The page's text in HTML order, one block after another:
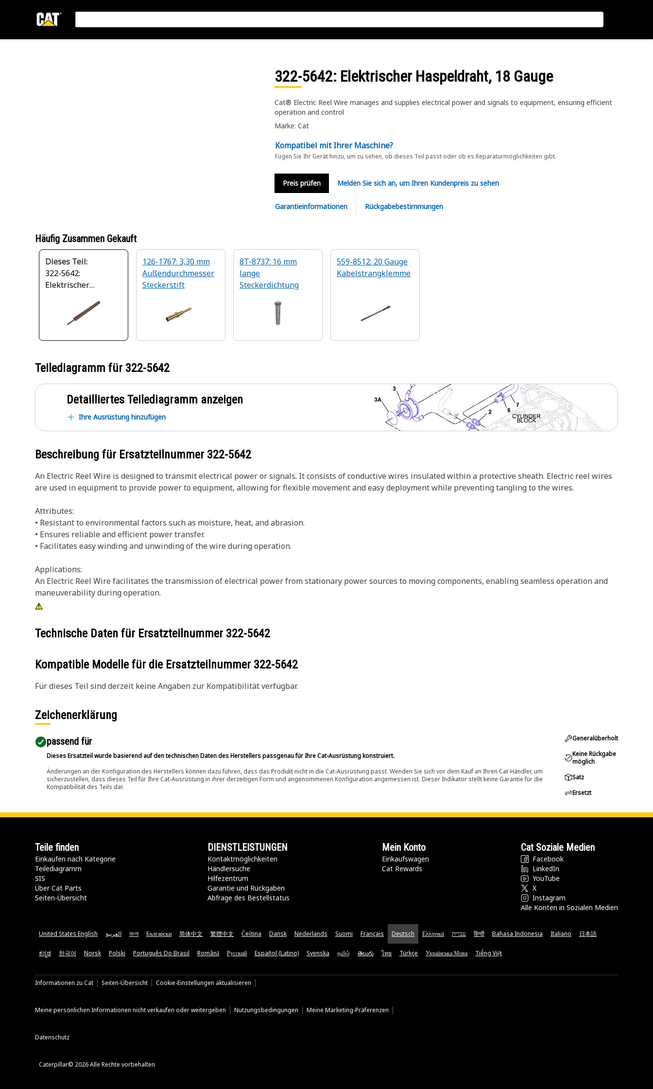
322-5642: Elektrischer Haspeldraht, 18 Gauge
Cat® Electric Reel Wire manages and supplies electrical power and signals to equipment, ensuring efficient
operation and control
Marke: Cat
Kompatibel mit Ihrer Maschine?
Fügen Sie Ihr Gerät hinzu, um zu sehen, ob dieses Teil passt oder ob es Reparaturmöglichkeiten gibt.
Preis prüfen Melden Sie sich an, um Ihren Kundenpreis zu sehen
Garantieinformationen Rückgabebestimmungen
Häufig Zusammen Gekauft
Dieses Teil:
322-5642:
Elektrischer
126-1767: 3,30 mm
Außendurchmesser
Steckerstift
8T-8737: 16 mm
lange
Steckerdichtung
559-8512: 20 Gauge
Kabelstrangklemme
Teilediagramm für 322-5642
Detailliertes Teilediagramm anzeigen
Ihre Ausrüstung hinzufügen
Beschreibung für Ersatzteilnummer 322-5642
An Electric Reel Wire is designed to transmit electrical power or signals. It consists of conductive wires insulated within a protective sheath. Electric reel wires
are used in equipment to provide power to equipment, allowing for flexible movement and easy deployment while preventing tangling to the wires.
Attributes:
• Resistant to environmental factors such as moisture, heat, and abrasion.
• Ensures reliable and efficient power transfer.
• Facilitates easy winding and unwinding of the wire during operation.
Applications:
An Electric Reel Wire facilitates the transmission of electrical power from stationary power sources to moving components, enabling seamless operation and
maneuverability during operation.
Technische Daten für Ersatzteilnummer 322-5642
Kompatible Modelle für die Ersatzteilnummer 322-5642
Für dieses Teil sind derzeit keine Angaben zur Kompatibilität verfügbar.
Zeichenerklärung
passend für​
Dieses Ersatzteil wurde basierend auf den technischen Daten des Herstellers passgenau für Ihre Cat-Ausrüstung konstruiert.
Änderungen an der Konfiguration des Herstellers können dazu führen, dass das Produkt nicht in die Cat-Ausrüstung passt. Wenden Sie sich vor dem Kauf an Ihren Cat-Händler, um
sicherzustellen, dass dieses Teil für Ihre Cat-Ausrüstung in ihrer derzeitigen Form und angenommenen Konfiguration angemessen ist. Dieser Indikator stellt keine Garantie für die
Kompatibilität des Teils dar.
Generalüberholt
Keine Rückgabe
möglich
Satz
Ersetzt
Teile finden
Einkaufen nach Kategorie
Teilediagramm
SIS
Über Cat Parts
Seiten-Übersicht
DIENSTLEISTUNGEN
Kontaktmöglichkeiten​
Händlersuche
Hilfezentrum
Garantie und Rückgaben
Abfrage des Bestellstatus
Mein Konto
Einkaufswagen
Cat Rewards
Cat Soziale Medien
Facebook
LinkedIn
YouTube
X
Instagram
Alle Konten in Sozialen Medien
United States English العربية বাংলা Български 简体中文 繁體中文 Čeština Dansk Nederlands Suomi Français Deutsch Ελληνικά עברית हिन्दी Bahasa Indonesia Italiano 日本語
ಕನ್ನಡ 한국어 Norsk Polski Português Do Brasil Română Русский Español (Latino) Svenska தமிழ் తెలుగు ไทย Türkçe Українська Мова Tiếng Việt
Informationen zu Cat Seiten-Übersicht Cookie-Einstellungen aktualisieren
Meine persönlichen Informationen nicht verkaufen oder weitergeben Nutzungsbedingungen Meine Marketing-Präferenzen
Datenschutz
Caterpillar© 2026 Alle Rechte vorbehalten